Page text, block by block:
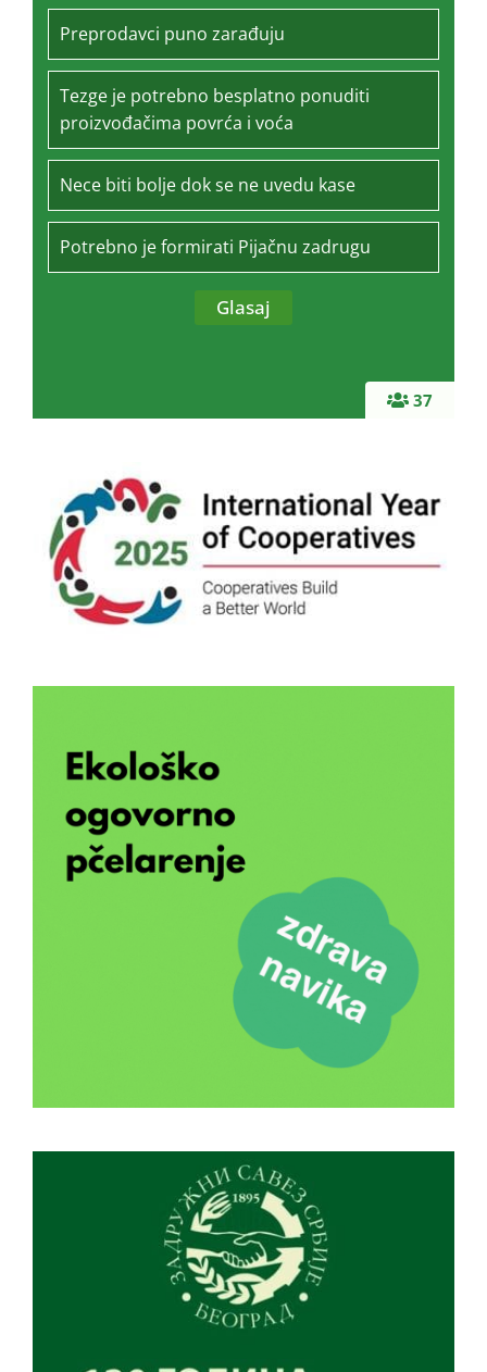
37
Preprodavci puno zarađuju
Tezge je potrebno besplatno ponuditi
proizvođačima povrća i voća
Nece biti bolje dok se ne uvedu kase
Potrebno je formirati Pijačnu zadrugu